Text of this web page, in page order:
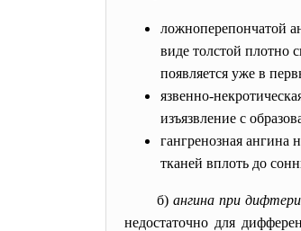
ложноперепончатой
виде толстой плотно
появляется уже в
язвенно-
изъязвление с
гангренозная ангина
тканей вплоть до
б) ангина при
недостаточно для